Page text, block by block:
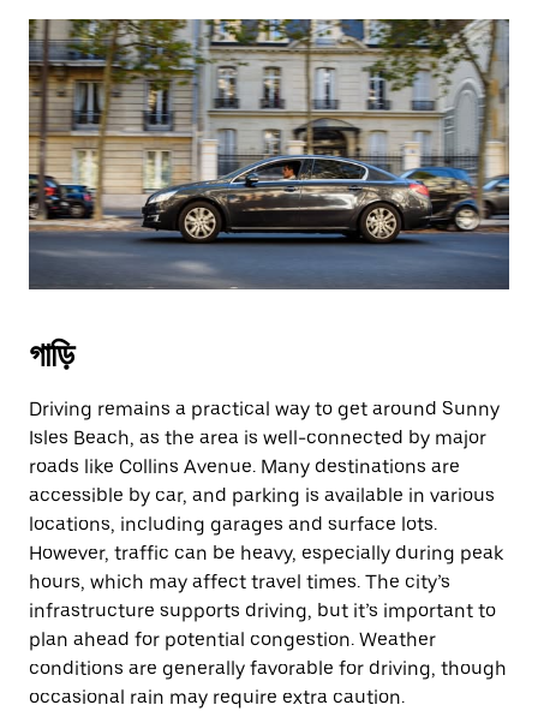
গাড়ি
Driving remains a practical way to get around Sunny
Isles Beach, as the area is well-connected by major
roads like Collins Avenue. Many destinations are
accessible by car, and parking is available in various
locations, including garages and surface lots.
However, traffic can be heavy, especially during peak
hours, which may affect travel times. The city’s
infrastructure supports driving, but it’s important to
plan ahead for potential congestion. Weather
conditions are generally favorable for driving, though
occasional rain may require extra caution.